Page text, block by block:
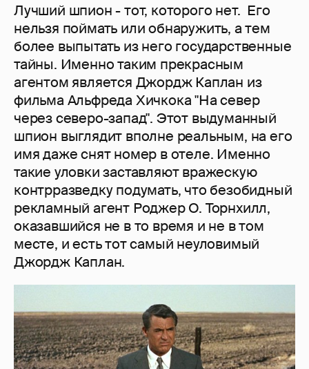
Лучший шпион - тот, которого нет. Его
нельзя поймать или обнаружить, а тем
более выпытать из него государственные
тайны. Именно таким прекрасным
агентом является Джордж Каплан из
фильма Альфреда Хичкока "На север
через северо-запад". Этот выдуманный
шпион выглядит вполне реальным, на его
имя даже снят номер в отеле. Именно
такие уловки заставляют вражескую
контрразведку подумать, что безобидный
рекламный агент Роджер O. Торнхилл,
оказавшийся не в то время и не в том
месте, и есть тот самый неуловимый
Джордж Каплан.